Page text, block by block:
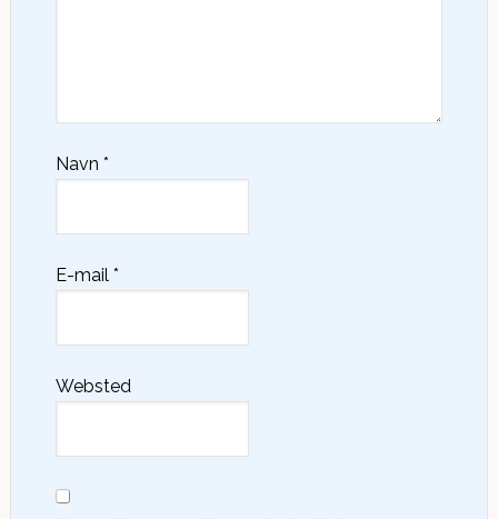
Navn *
E-mail *
Websted